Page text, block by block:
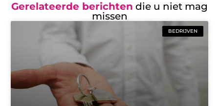
Gerelateerde berichten die u niet mag
missen
BEDRIJVEN